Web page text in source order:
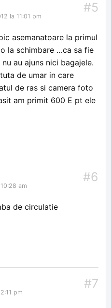
#5
la 11:01 pm
asemanatoare la primul
la schimbare …ca sa fie
au ajuns nici bagajele.
de umar in care
de ras si camera foto
am primit 600 E pt ele
#6
am
de circulatie
#7
pm